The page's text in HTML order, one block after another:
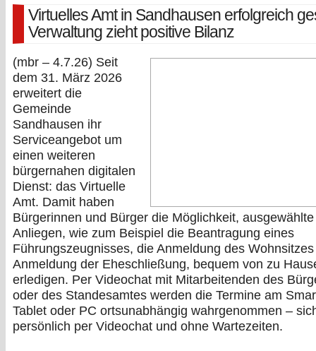
Virtuelles Amt in Sandhausen erfolgreich
Verwaltung zieht positive Bilanz
(mbr – 4.7.26) Seit
dem 31. März 2026
erweitert die
Gemeinde
Sandhausen ihr
Serviceangebot um
einen weiteren
bürgernahen digitalen
Dienst: das Virtuelle
Amt. Damit haben
Bürgerinnen und Bürger die Möglichkeit, ausgewählte
Anliegen, wie zum Beispiel die Beantragung eines
Führungszeugnisses, die Anmeldung des
Anmeldung der Eheschließung, bequem von zu
erledigen. Per Videochat mit Mitarbeitenden des
oder des Standesamtes werden die Termine am
Tablet oder PC ortsunabhängig wahrgenommen –
persönlich per Videochat und ohne Wartezeiten.